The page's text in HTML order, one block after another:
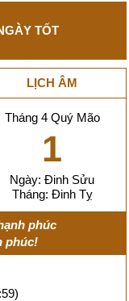
TỐT
LỊCH ÂM
Tháng 4 Quý Mão
1
Ngày: Đinh Sửu
Tháng: Đinh Tỵ
phúc
phúc!